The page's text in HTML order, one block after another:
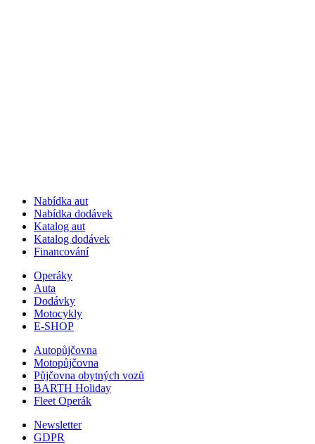
Nabídka aut
Nabídka dodávek
Katalog aut
Katalog dodávek
Financování
Operáky
Auta
Dodávky
Motocykly
E-SHOP
Autopůjčovna
Motopůjčovna
Půjčovna obytných vozů
BARTH Holiday
Fleet Operák
Newsletter
GDPR